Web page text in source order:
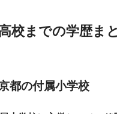
校までの学歴ま
都の付属小学校